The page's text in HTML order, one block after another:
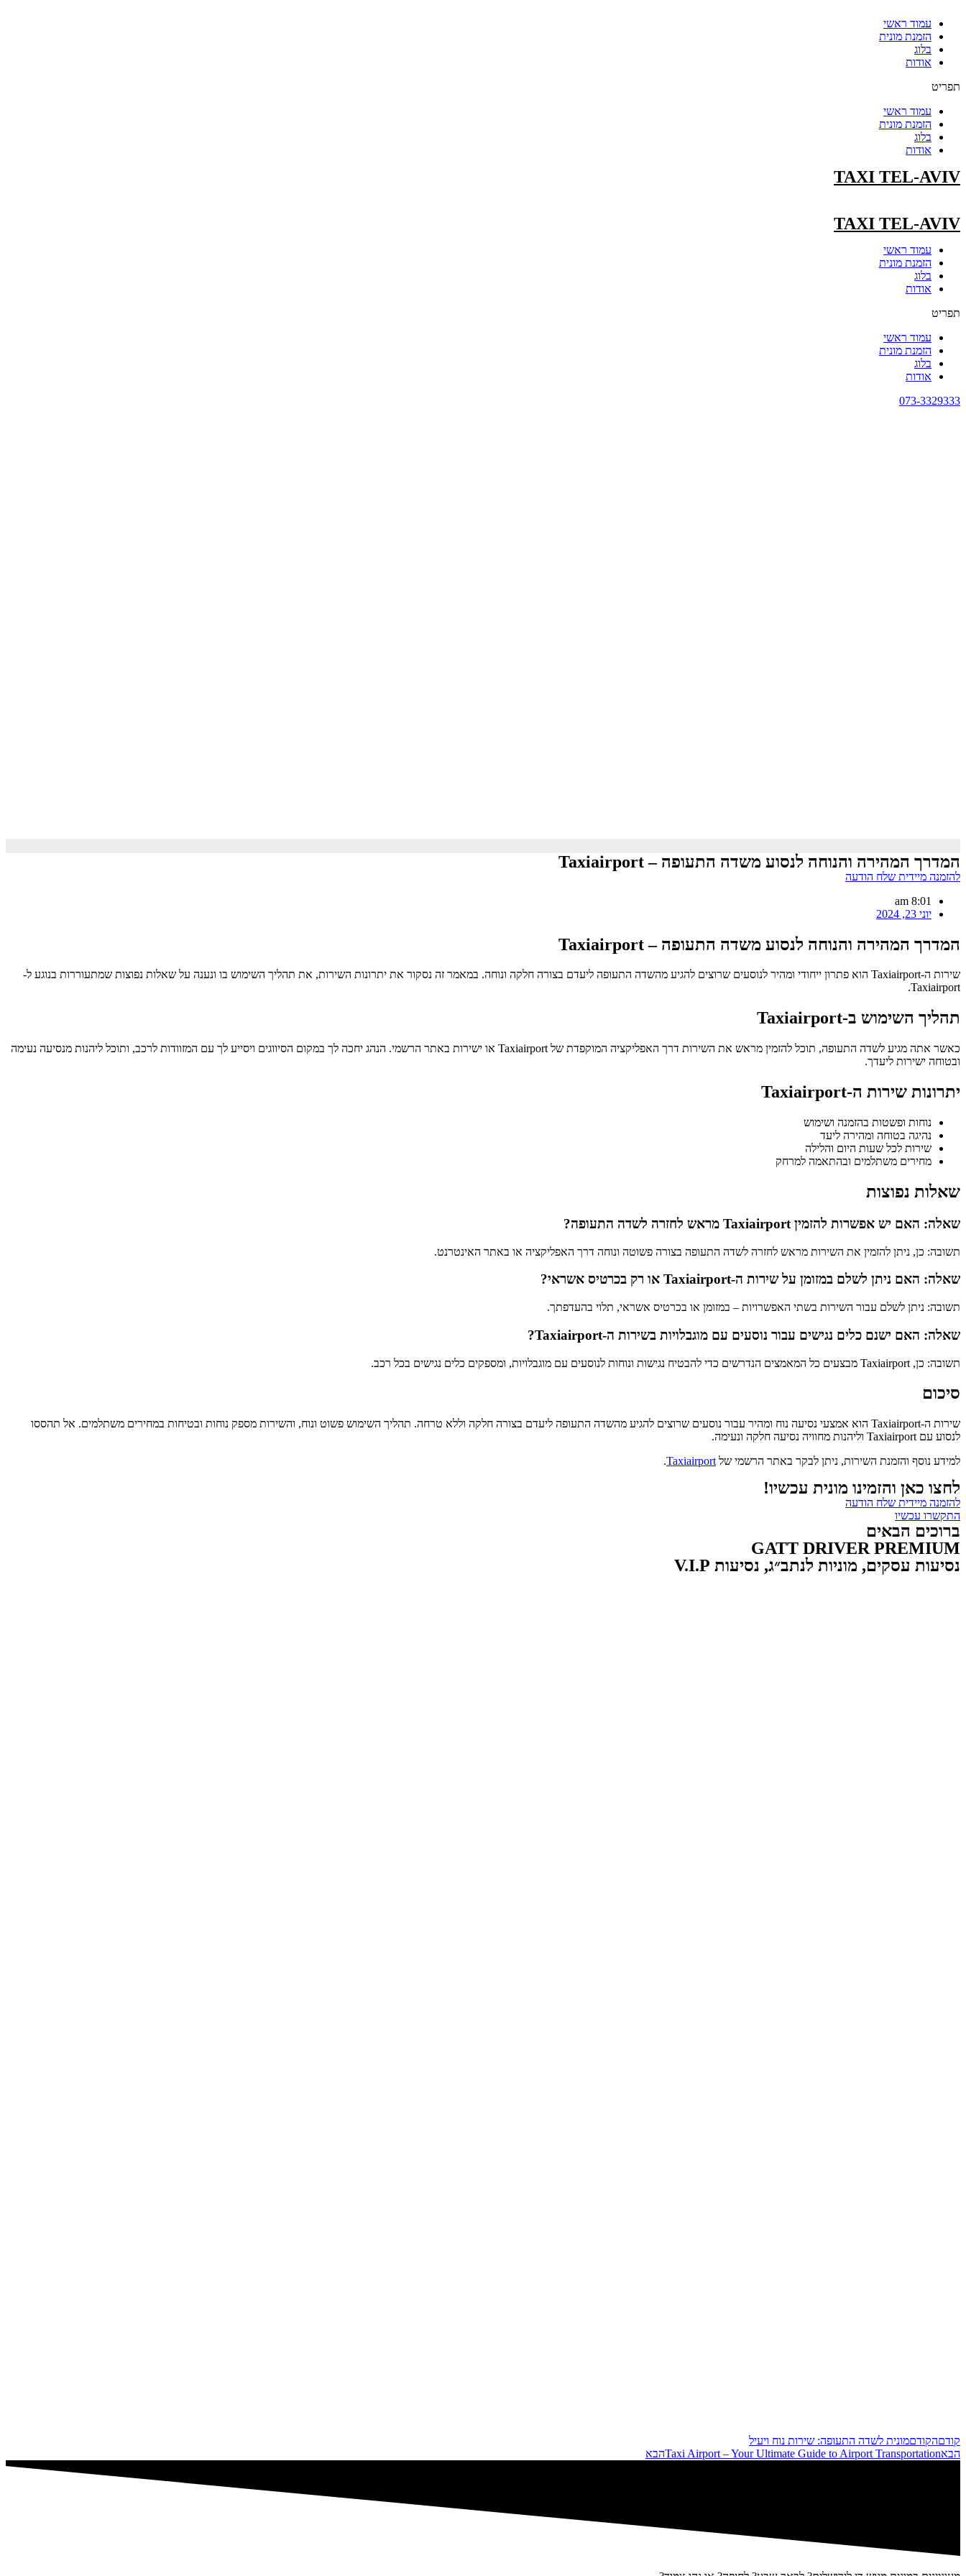
עמוד ראשי
הזמנת מונית
בלוג
אודות
תפריט
עמוד ראשי
הזמנת מונית
בלוג
אודות
TAXI TEL-AVIV
TAXI TEL-AVIV
עמוד ראשי
הזמנת מונית
בלוג
אודות
תפריט
עמוד ראשי
הזמנת מונית
בלוג
אודות
073-3329333
המדרך המהירה והנוחה לנסוע משדה התעופה – Taxiairport
להזמנה מיידית שלח הודעה
8:01 am
יוני 23, 2024
המדרך המהירה והנוחה לנסוע משדה התעופה – Taxiairport
שירות ה-Taxiairport הוא פתרון ייחודי ומהיר לנוסעים שרוצים להגיע מהשדה התעופה ליעדם בצורה חלקה ונוחה. במאמר זה נסקור את יתרונות השירות, את תהליך השימוש בו ונענה על שאלות נפוצות שמתעוררות בנוגע ל-
Taxiairport.
תהליך השימוש ב-Taxiairport
כאשר אתה מגיע לשדה התעופה, תוכל להזמין מראש את השירות דרך האפליקציה המוקפדת של Taxiairport או ישירות באתר הרשמי. הנהג יחכה לך במקום הסיווגים ויסייע לך עם המזוודות לרכב, ותוכל ליהנות מנסיעה נעימה
ובטוחה ישירות ליעדך.
יתרונות שירות ה-Taxiairport
נוחות ופשטות בהזמנה ושימוש
נהיגה בטוחה ומהירה ליעד
שירות לכל שעות היום והלילה
מחירים משתלמים ובהתאמה למרחק
שאלות נפוצות
שאלה: האם יש אפשרות להזמין Taxiairport מראש לחזרה לשדה התעופה?
תשובה: כן, ניתן להזמין את השירות מראש לחזרה לשדה התעופה בצורה פשוטה ונוחה דרך האפליקציה או באתר האינטרנט.
שאלה: האם ניתן לשלם במזומן על שירות ה-Taxiairport או רק בכרטיס אשראי?
תשובה: ניתן לשלם עבור השירות בשתי האפשרויות – במזומן או בכרטיס אשראי, תלוי בהעדפתך.
שאלה: האם ישנם כלים נגישים עבור נוסעים עם מוגבלויות בשירות ה-Taxiairport?
תשובה: כן, Taxiairport מבצעים כל המאמצים הנדרשים כדי להבטיח נגישות ונוחות לנוסעים עם מוגבלויות, ומספקים כלים נגישים בכל רכב.
סיכום
שירות ה-Taxiairport הוא אמצעי נסיעה נוח ומהיר עבור נוסעים שרוצים להגיע מהשדה התעופה ליעדם בצורה חלקה וללא טרחה. תהליך השימוש פשוט ונוח, והשירות מספק נוחות ובטיחות במחירים משתלמים. אל תהססו
לנסוע עם Taxiairport וליהנות מחוויה נסיעה חלקה ונעימה.
למידע נוסף והזמנת השירות, ניתן לבקר באתר הרשמי של Taxiairport
.
לחצו כאן והזמינו מונית עכשיו!
להזמנה מיידית שלח הודעה
התקשרו עכשיו
ברוכים הבאים
GATT DRIVER PREMIUM
נסיעות עסקים, מוניות לנתב״ג, נסיעות V.I.P
קודםהקודםמונית לשדה התעופה: שירות נוח ויעיל
הבאTaxi Airport – Your Ultimate Guide to Airport Transportationהבא